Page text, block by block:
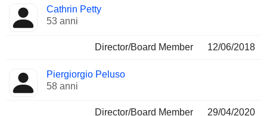
Cathrin Petty
53 anni
Director/Board Member 12/06/2018
Piergiorgio Peluso
58 anni
Director/Board Member
29/04/2020